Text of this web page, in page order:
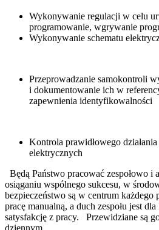
Wykonywanie regulacji w celu
programowanie, wgrywanie
Wykonywanie schematu
Przeprowadzanie samokontroli
i dokumentowanie ich w
zapewnienia identyfikowalności
Kontrola prawidłowego
elektrycznych
Będą Państwo pracować zespołowo
osiąganiu wspólnego sukcesu, w
bezpieczeństwo są w centrum
pracę manualną, a duch zespołu jest
satysfakcję z pracy. Przewidziane są
dziennym.